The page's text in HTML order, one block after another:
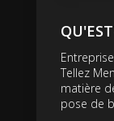
Tellez
matière
pose de